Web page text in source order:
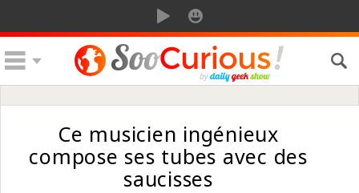
Ce musicien ingénieux
compose ses tubes avec des
saucisses